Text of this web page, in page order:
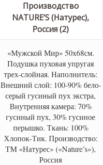
«Мужской Мир» 50х68см.
Подушка пуховая упругая
трех-слойная. Наполнитель:
Внешний слой: 100-90% бело-
серый гусиный пух экстра,
Внутренняя камера: 70%
гусиный пух, 30% гусиное
перышко. Ткань: 100%
Хлопок-Тик. Производство:
ТМ «Натурес» («Nature’s»),
Россия